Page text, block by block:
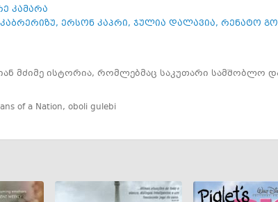
კამარა
, ერსონ კაპრი, ჯულია დალავია, რენატო
მძიმე ისტორია, რომლებმაც საკუთარი სამშობლო
of a Nation, oboli gulebi